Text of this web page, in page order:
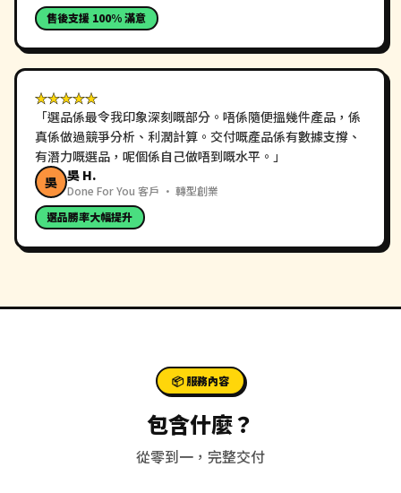
售後支援 100% 滿意
★★★★★
「選品係最令我印象深刻嘅部分。唔係隨便搵幾件產品，係
真係做過競爭分析、利潤計算。交付嘅產品係有數據支撐、
有潛力嘅選品，呢個係自己做唔到嘅水平。 」
吳 吳 H.
Done For You 客戶 · 轉型創業
選品勝率大幅提升
📦 服務內容
包含什麼？
從零到一，完整交付